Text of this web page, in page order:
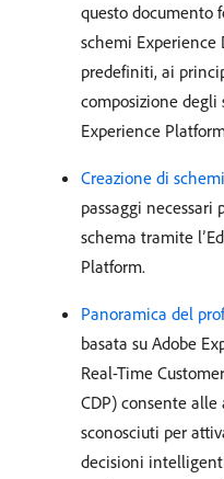
questo documento
schemi Experience
predefiniti, ai
composizione
Experience
Creazione di schemi
passaggi necessari
schema tramite
Platform.
Panoramica del
basata su Adobe
Real-Time
CDP) consente
sconosciuti per
decisioni